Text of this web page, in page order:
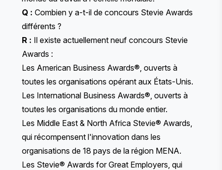
Q : Combien y a-t-il de concours Stevie Awards
différents ?
R : Il existe actuellement neuf concours Stevie
Awards :
Les American Business Awards® , ouverts à
toutes les organisations opérant aux États-Unis.
Les International Business Awards® , ouverts à
toutes les organisations du monde entier.
Les Middle East & North Africa Stevie® Awards
qui récompensent l'innovation dans les
organisations de 18 pays de la région MENA.
Les Stevie® Awards for Great Employers , qui